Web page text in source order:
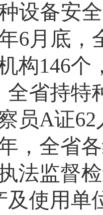
种设备安
6月底，
构146个
全省持特
员A证62
，全省
法监督
及使用单